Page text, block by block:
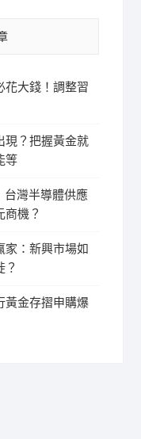
花大錢！調整習
現？把握黃金就
等
台灣半導體供應
商機？
家：新興市場如
？
黃金存摺申購爆